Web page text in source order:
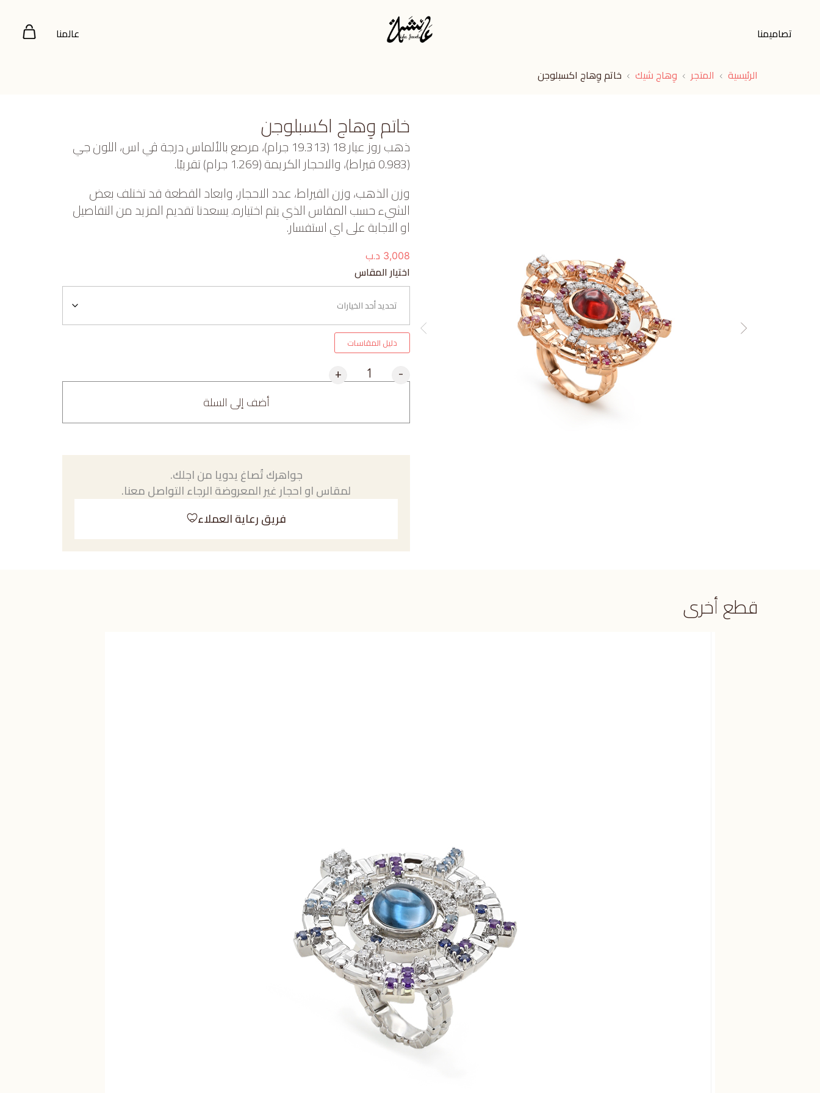
تصاميمنا عالمنا
الرئيسية المتجر وِهاج شيك خاتم وِهاج اكسبلوجن
خاتم وِهاج اكسبلوجن
ذهب روز عيار 18 (19.313 جرام)، مرصع بالألماس درجة ڤي اس، اللون جي
(0.983 قيراط)، والاحجار الكريمة (1.269 جرام) تقريبًا.
وزن الذهب، وزن القيراط، عدد الاحجار، وابعاد القطعة قد تختلف بعض
الشيء حسب المقاس الذي يتم اختياره. يسعدنا تقديم المزيد من التفاصيل
او الاجابة على اي استفسار.
3,008 د.ب
اختيار المقاس
دليل المقاسات
-
+
أضف إلى السلة
جواهرك تُصاغ يدويا من اجلك.
لمقاس او احجار غير المعروضة الرجاء التواصل معنا.
فريق رعاية العملاء
قطع أخرى